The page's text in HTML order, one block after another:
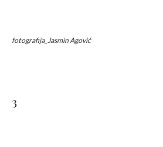
fotografija_Jasmin Agović
3